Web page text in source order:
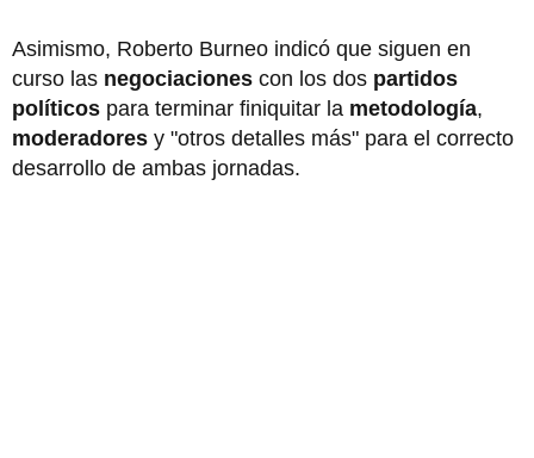
Asimismo, Roberto Burneo indicó que siguen en
curso las negociaciones con los dos partidos
políticos para terminar finiquitar la metodología,
moderadores y "otros detalles más" para el correcto
desarrollo de ambas jornadas.